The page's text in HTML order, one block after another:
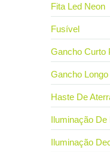
Fita Led Neon
Fusível
Gancho Curto
Gancho
Haste De
Iluminação De
Iluminação